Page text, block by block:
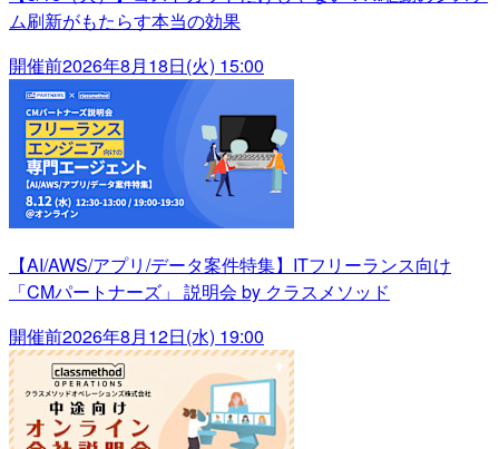
ム刷新がもたらす本当の効果
開催前2026年8月18日(火) 15:00
【AI/AWS/アプリ/データ案件特集】ITフリーランス向け
「CMパートナーズ」 説明会 by クラスメソッド
開催前2026年8月12日(水) 19:00